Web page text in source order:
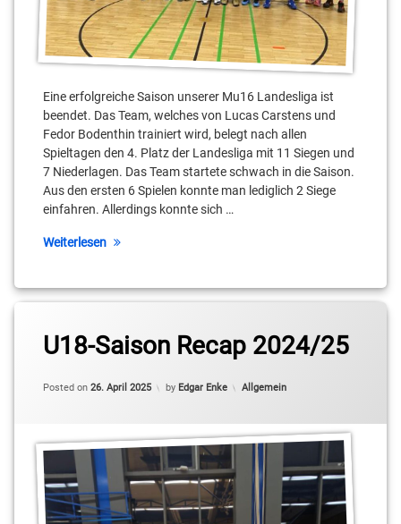
Eine erfolgreiche Saison unserer Mu16 Landesliga ist
beendet. Das Team, welches von Lucas Carstens und
Fedor Bodenthin trainiert wird, belegt nach allen
Spieltagen den 4. Platz der Landesliga mit 11 Siegen und
7 Niederlagen. Das Team startete schwach in die Saison.
Aus den ersten 6 Spielen konnte man lediglich 2 Siege
einfahren. Allerdings konnte sich …
Weiterlesen
U18-Saison Recap 2024/25
Posted on 26. April 2025
Updated on 26. April 2025
by Edgar Enke Categories:
Allgemein